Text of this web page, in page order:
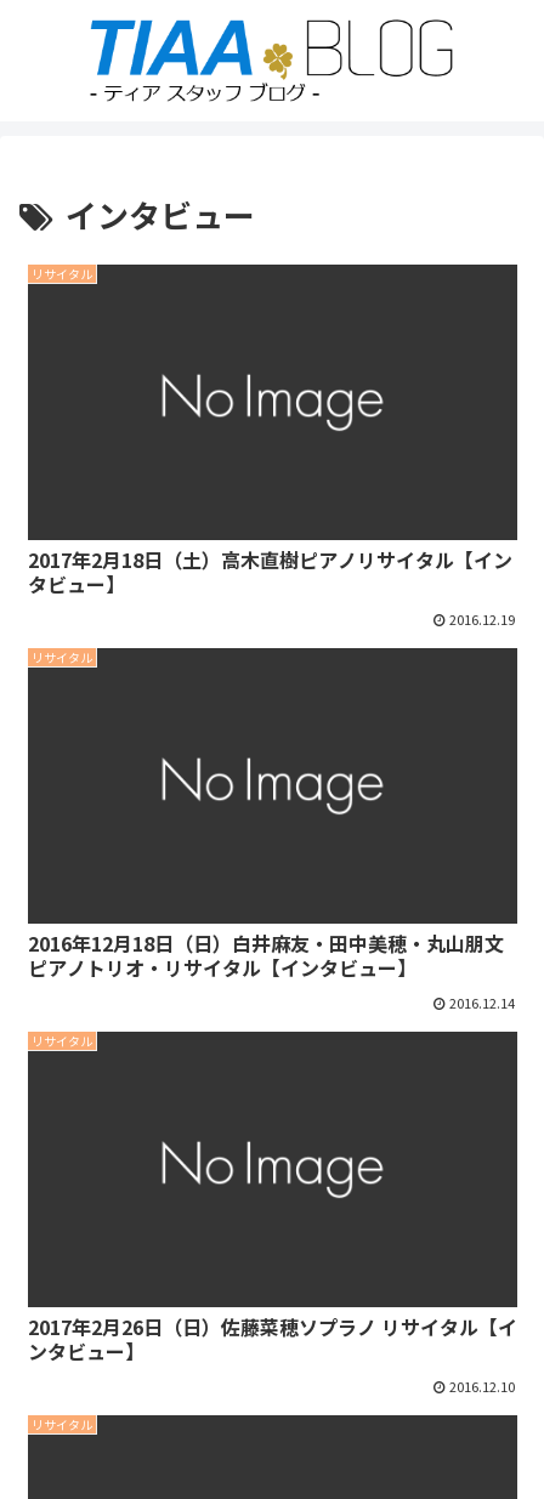
インタビュー
リサイタル
2017年2月18日（土）高木直樹ピアノリサイタル【イン
タビュー】
2016.12.19
リサイタル
2016年12月18日（日）白井麻友・田中美穂・丸山朋文
ピアノトリオ・リサイタル【インタビュー】
2016.12.14
リサイタル
2017年2月26日（日）佐藤菜穂ソプラノ リサイタル【イ
ンタビュー】
2016.12.10
リサイタル